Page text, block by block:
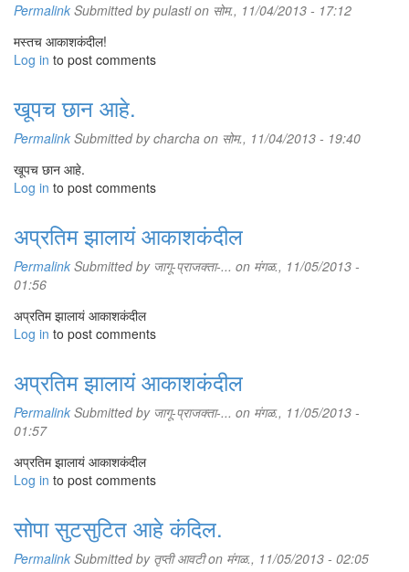
Permalink Submitted bypulastion सोम., 11/04/2013 - 17:12
मस्तच आकाशकंदील!
Log in to post comments
खूपच छान आहे.
Permalink Submitted bycharcha on सोम., 11/04/2013 - 19:40
खूपच छान आहे.
Log in to post comments
अप्रतिम झालायं आकाशकंदील
Permalink Submitted by जागू-प्राजक्ता-... on मंगळ., 11/05/2013 -
01:56
अप्रतिम झालायं आकाशकंदील
Log in to post comments
अप्रतिम झालायं आकाशकंदील
Permalink Submitted by जागू-प्राजक्ता-... on मंगळ., 11/05/2013 -
01:57
अप्रतिम झालायं आकाशकंदील
Log in to post comments
सोपा सुटसुटित आहे कंदिल.
Permalink Submitted by तृप्ती आवटीon मंगळ., 11/05/2013 - 02:05